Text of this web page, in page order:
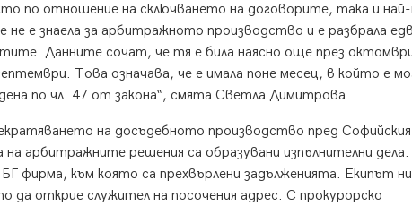
по отношение на сключването на договорите, така и най-
е знаела за арбитражното производство и е разбрала
Данните сочат, че тя е била наясно още през
Това означава, че е имала поне месец, в който е
по чл. 47 от закона“, смята Светла Димитрова.
на досъдебното производство пред Софийския
арбитражните решения са образувани изпълнителни дела.
фирма, към която са прехвърлени задълженията. Екипът
да открие служител на посочения адрес. С прокурорско